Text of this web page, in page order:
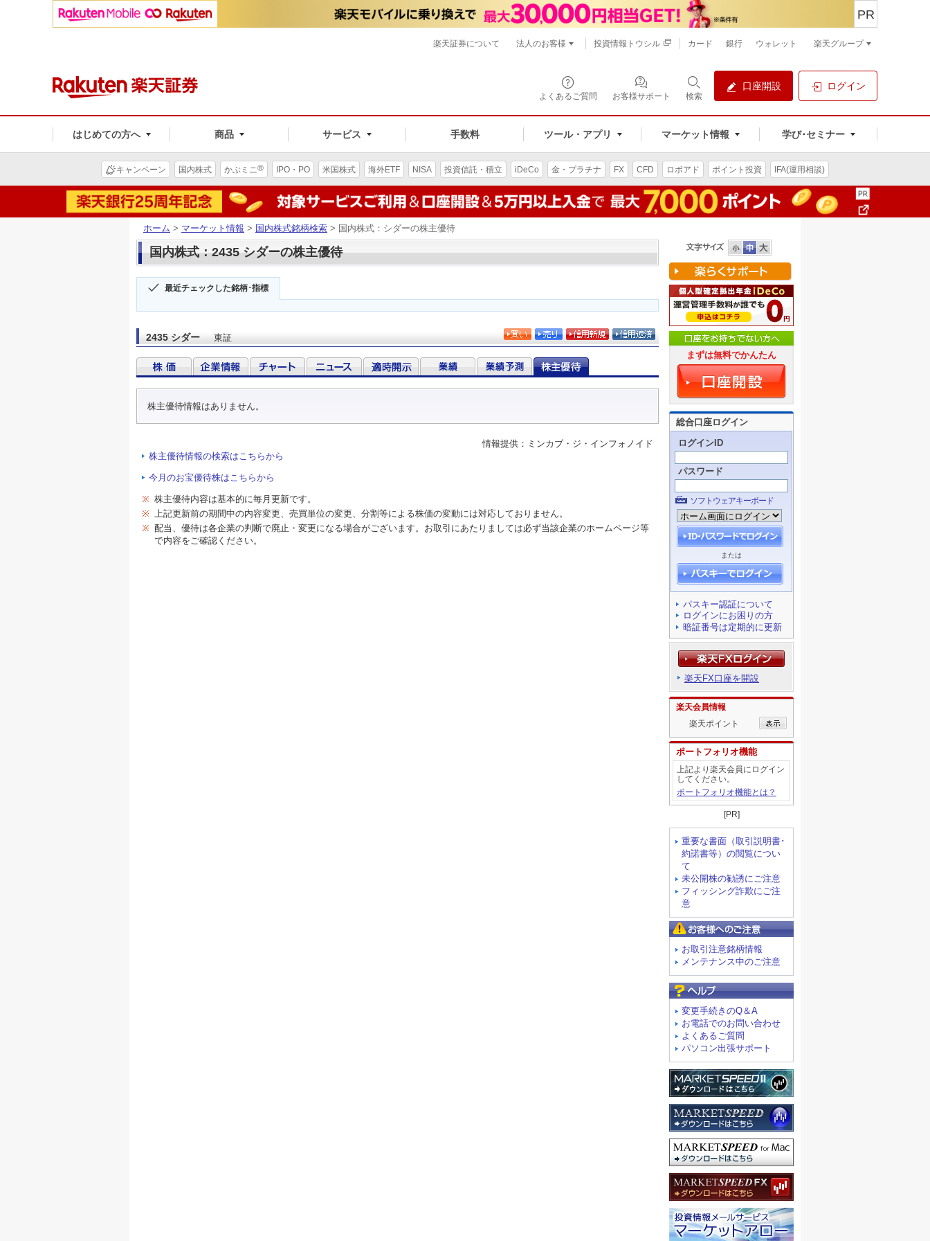
よくあるご質問 お客様サポート 検索
口座開設 ログイン
はじめての方へ 商品 サービス 手数料 ツール・アプリ マーケット情報 学び･セミナー
PR
楽天証券について 法人のお客様 投資情報トウシル カード 銀行 ウォレット 楽天グループ
キャンペーン 国内株式 かぶミニ® IPO・PO 米国株式 海外ETF NISA 投資信託・積立 iDeCo 金・プラチナ FX CFD ロボアド ポイント投資 IFA(運用相談)
ホーム > マーケット情報 > 国内株式銘柄検索 > 国内株式：シダーの株主優待
国内株式：2435 シダーの株主優待
最近チェックした銘柄･指標
2435 シダー 東証
株主優待情報はありません。
情報提供：ミンカブ・ジ・インフォノイド
株主優待情報の検索はこちらから
今月のお宝優待株はこちらから
※ 株主優待内容は基本的に毎月更新です。
※ 上記更新前の期間中の内容変更、売買単位の変更、分割等による株価の変動には対応しておりません。
※ 配当、優待は各企業の判断で廃止・変更になる場合がございます。お取引にあたりましては必ず当該企業のホームページ等
で内容をご確認ください。
まずは無料でかんたん
総合口座ログイン
ログインID
パスワード
ソフトウェアキーボード
または
パスキー認証について
ログインにお困りの方
暗証番号は定期的に更新
楽天FX口座を開設
楽天会員情報
楽天ポイント
ポートフォリオ機能
上記より楽天会員にログイン
してください。
ポートフォリオ機能とは？
[PR]
重要な書面（取引説明書･
約諾書等）の閲覧につい
て
未公開株の勧誘にご注意
フィッシング詐欺にご注
意
お取引注意銘柄情報
メンテナンス中のご注意
変更手続きのQ＆A
お電話でのお問い合わせ
よくあるご質問
パソコン出張サポート